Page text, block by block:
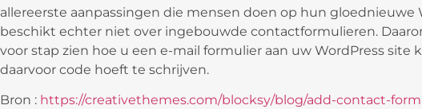
allereerste aanpassingen die mensen doen op hun gloednieuwe
beschikt echter niet over ingebouwde contactformulieren.
voor stap zien hoe u een e-mail formulier aan uw WordPress
daarvoor code hoeft te schrijven.
Bron : https://creativethemes.com/blocksy/blog/add-contact-